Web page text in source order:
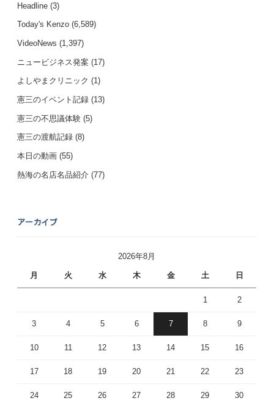
Headline (3)
Today's Kenzo (6,589)
VideoNews (1,397)
ニュービジネス発案 (17)
よしやまクリニック (1)
憲三のイベント記録 (13)
憲三の不思議体験 (5)
憲三の渡航記録 (8)
本日の動画 (55)
熱海の名店名品紹介 (77)
アーカイブ
2026年8月
月 火 水 木 金 土 日
1 2
3 4 5 6 7 8 9
10 11 12 13 14 15 16
17 18 19 20 21 22 23
24 25 26 27 28 29 30